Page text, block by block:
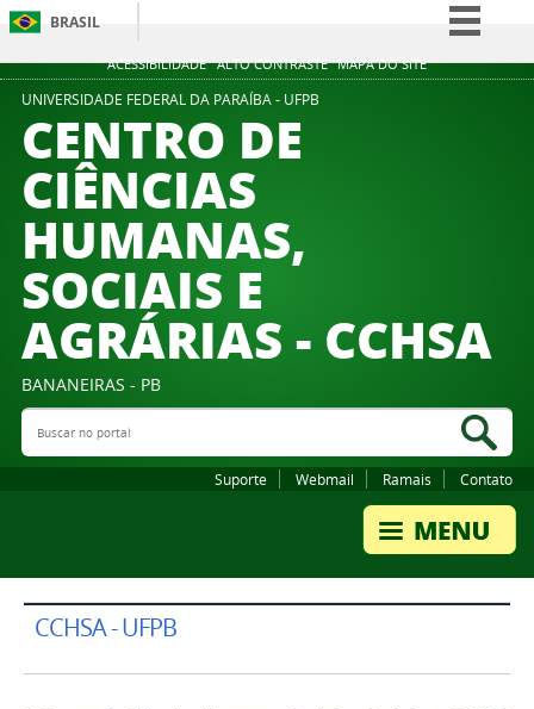
ACESSIBILIDADE ALTO CONTRASTE MAPA DO SITE
BRASIL
Simplifique!
UNIVERSIDADE FEDERAL DA PARAÍBA - UFPB
CENTRO DE
CIÊNCIAS
HUMANAS,
SOCIAIS E
AGRÁRIAS - CCHSA
BANANEIRAS - PB
Buscar no portal
Suporte Webmail Ramais Contato
CCHSA - UFPB